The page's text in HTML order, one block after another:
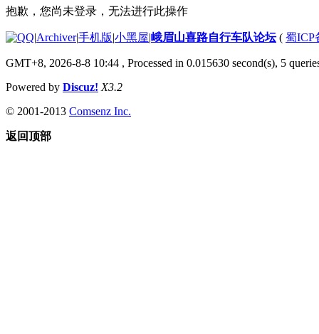
抱歉，您尚未登录，无法进行此操作
|Archiver|手机版|小黑屋|峨眉山喜路自行车队论坛( 蜀ICP
GMT+8, 2026-8-8 10:44 , Processed in 0.015630 second(s), 5
Powered by Discuz! X3.2
© 2001-2013 Comsenz Inc.
返回顶部